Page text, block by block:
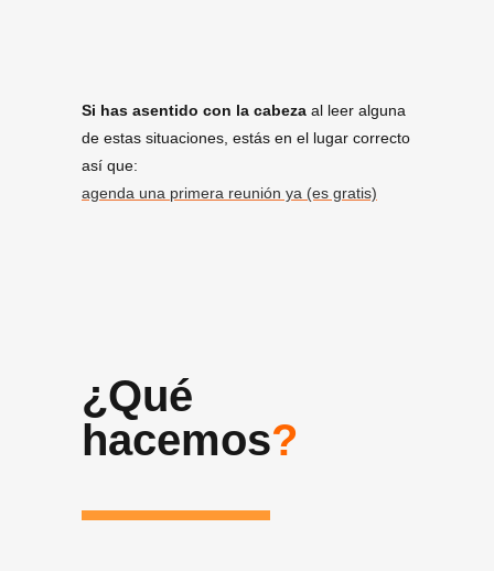
Si has asentido con la cabeza al leer alguna
de estas situaciones, estás en el lugar correcto
así que:
agenda una primera reunión ya (es gratis)
¿Qué
hacemos?